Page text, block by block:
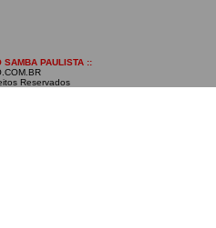
SAMBA PAULISTA ::
Reservados